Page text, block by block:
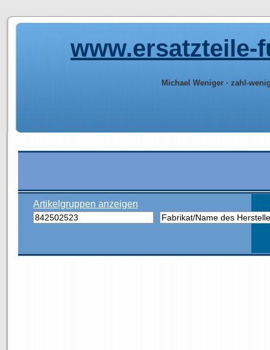
www.ersatzteile-
Michael Weniger · zahl-
Artikelgruppen anzeigen